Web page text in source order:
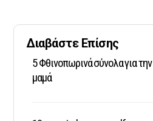
Διαβάστε Επίσης
5 Φθινοπωρινά σύνολα για την
μαμά